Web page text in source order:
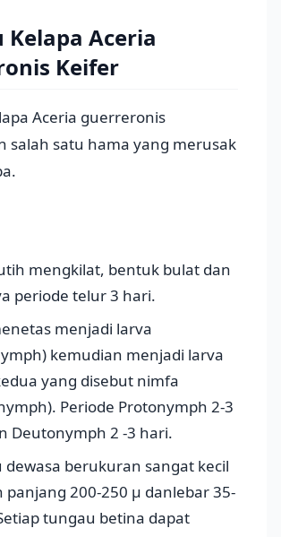
Kelapa Aceria
Keifer
Aceria guerreronis
salah satu hama yang merusak
mengkilat, bentuk bulat dan
periode telur 3 hari.
menjadi larva
kemudian menjadi larva
yang disebut nimfa
Periode Protonymph 2-3
Deutonymph 2 -3 hari.
dewasa berukuran sangat kecil
panjang 200-250 μ danlebar 35-
tungau betina dapat